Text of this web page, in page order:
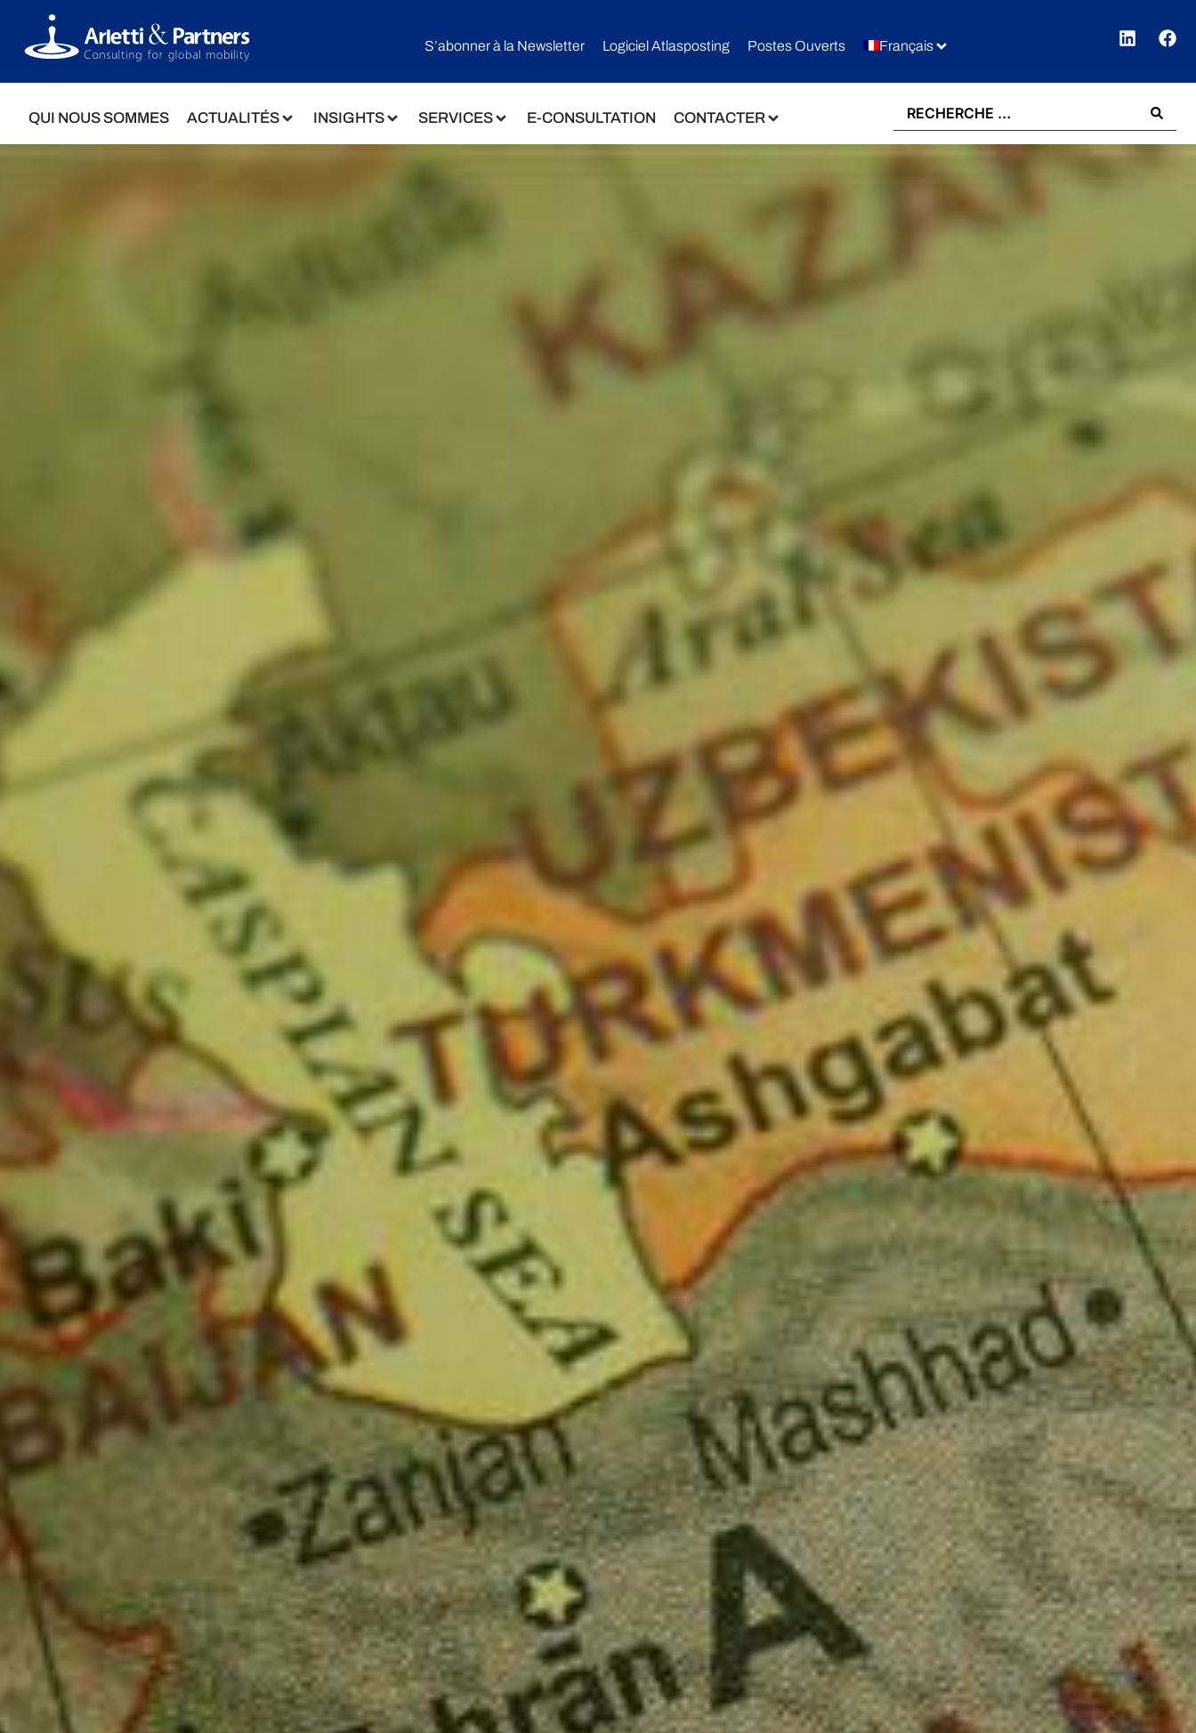
S’abonner à la Newsletter Logiciel Atlasposting Postes Ouverts Français
QUI NOUS SOMMES ACTUALITÉS INSIGHTS SERVICES E-CONSULTATION CONTACTER